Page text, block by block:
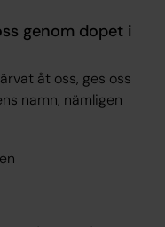
genom dopet i
åt oss, ges oss
namn, nämligen